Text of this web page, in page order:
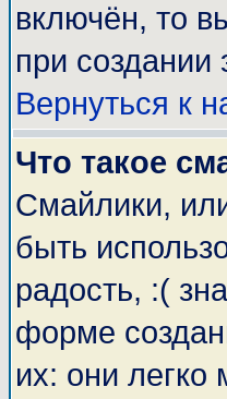
включён, то
при создании
Вернуться к
Что такое
Смайлики,
быть
радость, :(
форме
их: они